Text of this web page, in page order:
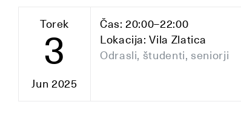
Torek
3
Jun 2025
Čas: 20:00–22:00
Lokacija: Vila Zlatica
Odrasli, študenti, seniorji